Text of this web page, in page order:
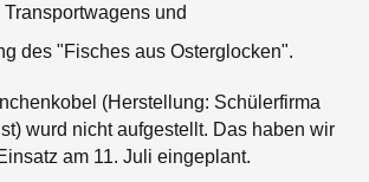
und
des "Fisches aus Osterglocken".
(Herstellung: Schülerfirma
wurd nicht aufgestellt. Das haben wir
am 11. Juli eingeplant.